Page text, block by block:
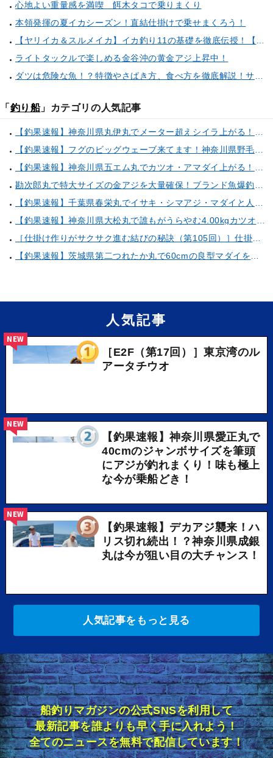
心地よい重量感を満喫 餌木タコで乗りまくり
本領発揮の夏イカシーズン！直結仕掛けで乗せまくろう！
ライトタックルで楽しめる金谷沖の黄金アジ上昇中！
「 釣り船」カテゴリの人気記事
人気記事
［E2F（第17回）］東京湾のル
アータチウオ
NEW
【釣果速報】神奈川県愛正丸で
40cmのジャンボサイズを筆頭
にアジが釣れまくり！味も極上
な今が乗船どき！
NEW
【釣果速報】デカアジ襲来！ハ
リス切れ続出！？神奈川県成銀
丸は今が狙い目の大チャンス！
NEW
人気記事をもっと見る
船釣りマガジンの公式SNSを利用して
最新記事を誰よりも早く手に入れよう！
全てのニュースを無料で配信しています！